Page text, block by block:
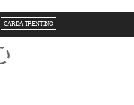
GARDA TRENTINO